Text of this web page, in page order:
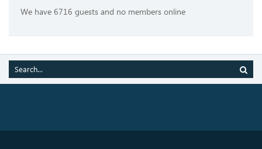
We have 6716 guests and no members online